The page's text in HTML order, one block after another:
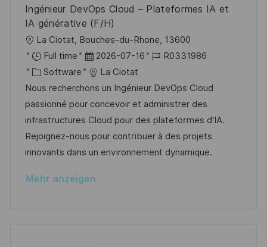
h
u
n
g
V
ö
i
e
Ingénieur DevOps Cloud – Plateformes IA et
IA générative (F/H)
O
r
t
La Ciotat, Bouches-du-Rhone, 13600
Full time
D
a
t
u
m
d
e
V
2026-07-16
J
b
-
I
D
R0331986
K
a
t
e
g
o
i
Software
La Ciotat
Nous recherchons un Ingénieur DevOps Cloud
passionné pour concevoir et administrer des
infrastructures Cloud pour des plateformes d'IA.
Rejoignez-nous pour contribuer à des projets
innovants dans un environnement dynamique.
Mehr anzeigen